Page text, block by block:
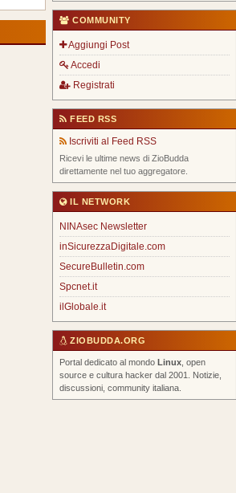
COMMUNITY
Aggiungi Post
Accedi
Registrati
FEED RSS
Iscriviti al Feed RSS
Ricevi le ultime news di ZioBudda
direttamente nel tuo aggregatore.
IL NETWORK
NINAsec Newsletter
inSicurezzaDigitale.com
SecureBulletin.com
Spcnet.it
ilGlobale.it
ZIOBUDDA.ORG
Portal dedicato al mondo Linux , open
source e cultura hacker dal 2001. Notizie,
discussioni, community italiana.